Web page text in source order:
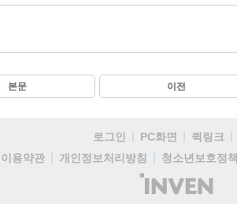
본문 이전
로그인 PC화면 퀵링크
이용약관
개인정보처리방침 청소년보호정책
(주)
인